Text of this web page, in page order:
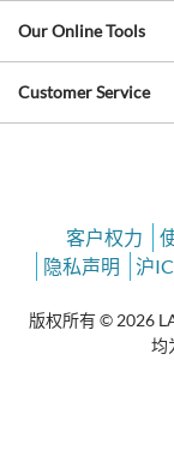
Our Online Tools
Customer Service
客户权力
隐私声明
沪
版权所有 © 2026
均